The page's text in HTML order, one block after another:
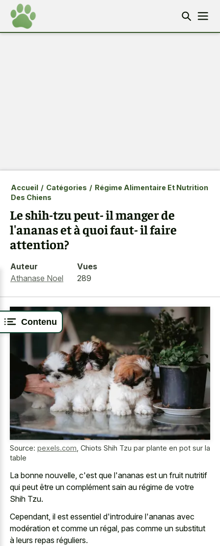
Contenu
Accueil / Catégories / Régime Alimentaire Et Nutrition
Des Chiens
Le shih-tzu peut- il manger de
l'ananas et à quoi faut- il faire
attention?
Auteur
Athanase Noel
Vues
289
Source: pexels.com Chiots Shih Tzu par plante en pot sur la
table
La bonne nouvelle, c'est que l'ananas est un fruit nutritif
qui peut être un complément sain au régime de votre
Shih Tzu.
Cependant, il est essentiel d'introduire l'ananas avec
modération et comme un régal, pas comme un substitut
à leurs repas réguliers.